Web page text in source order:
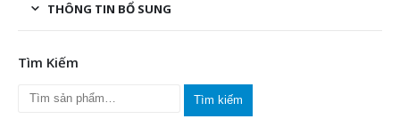
THÔNG TIN BỔ SUNG
Tìm Kiếm
Tìm kiếm